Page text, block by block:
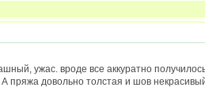
ужас. вроде все аккуратно
пряжа довольно толстая и шов